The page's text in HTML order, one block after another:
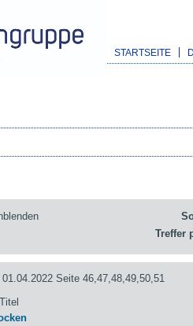
STARTSEITE
Treffer
Seite 46,47,48,49,50,51